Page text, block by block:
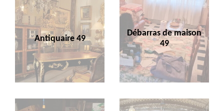
Antiquaire 49
Débarras de maison
49